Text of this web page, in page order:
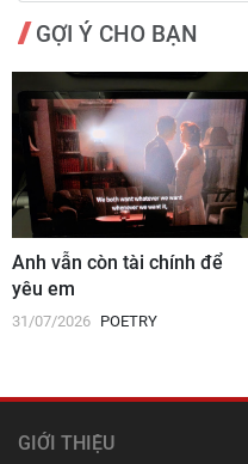
GỢI Ý CHO BẠN
Anh vẫn còn tài chính để
yêu em
31/07/2026 POETRY
GIỚI THIỆU